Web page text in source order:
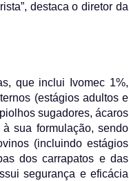
destaca o diretor da
que inclui Ivomec 1%,
(estágios adultos e
sugadores, ácaros
sua formulação, sendo
(incluindo estágios
dos carrapatos e das
segurança e eficácia